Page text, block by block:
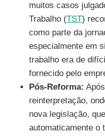
muitos casos
Trabalho (TST)
como parte da
especialmente em
trabalho era de
fornecido pelo
Pós-Reforma:
reinterpretação,
nova legislação,
automaticamente o